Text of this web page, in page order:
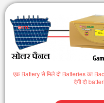
एक Battery से मिले दो Batteries का
देगी दो